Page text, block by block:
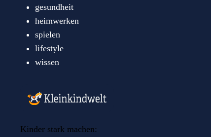
gesundheit
heimwerken
spielen
lifestyle
wissen
Kinder stark machen: